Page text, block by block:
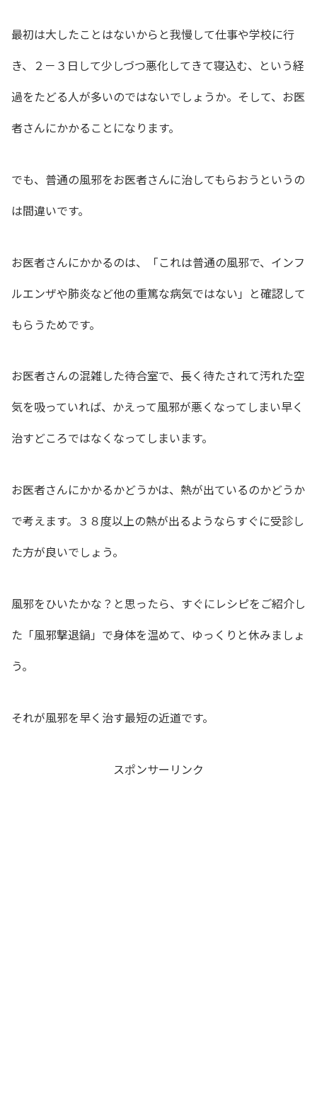
最初は大したことはないからと我慢して仕事や学校に行
き、２－３日して少しづつ悪化してきて寝込む、という経
過をたどる人が多いのではないでしょうか。そして、お医
者さんにかかることになります。
でも、普通の風邪をお医者さんに治してもらおうというの
は間違いです。
お医者さんにかかるのは、「これは普通の風邪で、インフ
ルエンザや肺炎など他の重篤な病気ではない」と確認して
もらうためです。
お医者さんの混雑した待合室で、長く待たされて汚れた空
気を吸っていれば、かえって風邪が悪くなってしまい早く
治すどころではなくなってしまいます。
お医者さんにかかるかどうかは、熱が出ているのかどうか
で考えます。３８度以上の熱が出るようならすぐに受診し
た方が良いでしょう。
風邪をひいたかな？と思ったら、すぐにレシピをご紹介し
た「風邪撃退鍋」で身体を温めて、ゆっくりと休みましょ
う。
それが風邪を早く治す最短の近道です。
スポンサーリンク